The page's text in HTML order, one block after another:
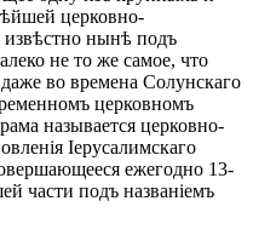
церковно-
извѣстно нынѣ подъ
не то же самое, что
во времена Солунскаго
церковномъ
называется церковно-
Іерусалимскаго
ежегодно 13-
части подъ названіемъ